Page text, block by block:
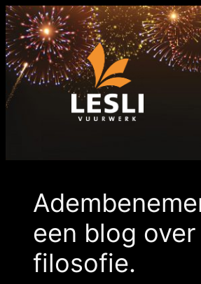
Ga
naar
de
inhoud
een blog over
filosofie.